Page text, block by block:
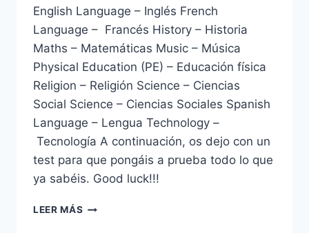
English Language – Inglés French
Language – Francés History – Historia
Maths – Matemáticas Music – Música
Physical Education (PE) – Educación física
Religion – Religión Science – Ciencias
Social Science – Ciencias Sociales Spanish
Language – Lengua Technology –
Tecnología A continuación, os dejo con un
test para que pongáis a prueba todo lo que
ya sabéis. Good luck!!!
LEER MÁS ASIGNATURAS